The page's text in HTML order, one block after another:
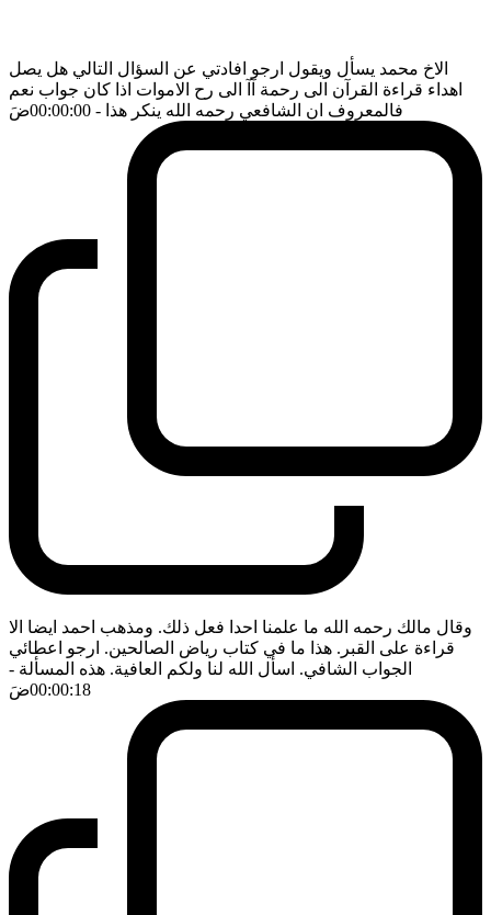
الاخ محمد يسأل ويقول ارجو افادتي عن السؤال التالي هل يصل
اهداء قراءة القرآن الى رحمة آآ الى رح الاموات اذا كان جواب نعم
فالمعروف ان الشافعي رحمه الله ينكر هذا - 00:00:00 ضَ
وقال مالك رحمه الله ما علمنا احدا فعل ذلك. ومذهب احمد ايضا الا
قراءة على القبر. هذا ما في كتاب رياض الصالحين. ارجو اعطائي
الجواب الشافي. اسأل الله لنا ولكم العافية. هذه المسألة -
00:00:18ضَ